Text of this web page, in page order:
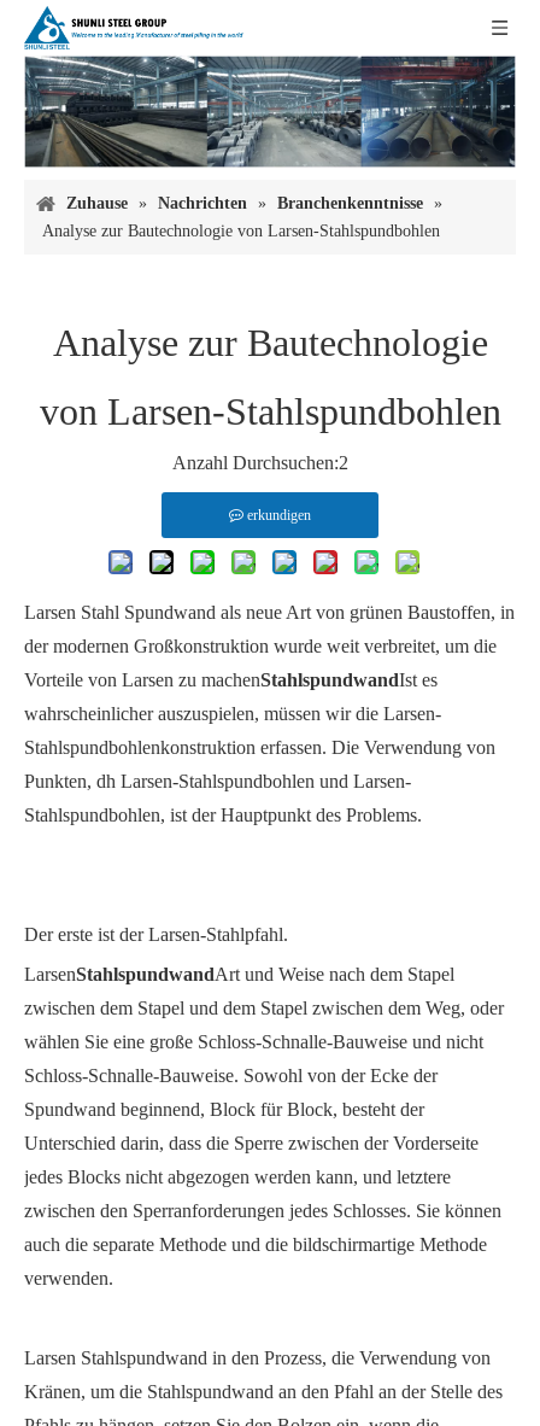
Zuhause » Nachrichten » Branchenkenntnisse »
Analyse zur Bautechnologie von Larsen-Stahlspundbohlen
Analyse zur Bautechnologie
von Larsen-Stahlspundbohlen
Anzahl Durchsuchen:2
erkundigen
Larsen Stahl Spundwand als neue Art von grünen Baustoffen, in
der modernen Großkonstruktion wurde weit verbreitet, um die
Vorteile von Larsen zu machenStahlspundwandIst es
wahrscheinlicher auszuspielen, müssen wir die Larsen-
Stahlspundbohlenkonstruktion erfassen. Die Verwendung von
Punkten, dh Larsen-Stahlspundbohlen und Larsen-
Stahlspundbohlen, ist der Hauptpunkt des Problems.
Der erste ist der Larsen-Stahlpfahl.
LarsenStahlspundwandArt und Weise nach dem Stapel
zwischen dem Stapel und dem Stapel zwischen dem Weg, oder
wählen Sie eine große Schloss-Schnalle-Bauweise und nicht
Schloss-Schnalle-Bauweise. Sowohl von der Ecke der
Spundwand beginnend, Block für Block, besteht der
Unterschied darin, dass die Sperre zwischen der Vorderseite
jedes Blocks nicht abgezogen werden kann, und letztere
zwischen den Sperranforderungen jedes Schlosses. Sie können
auch die separate Methode und die bildschirmartige Methode
verwenden.
Larsen Stahlspundwand in den Prozess, die Verwendung von
Kränen, um die Stahlspundwand an den Pfahl an der Stelle des